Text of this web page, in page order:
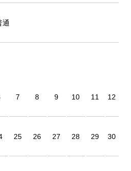
通
7 8 9 10 11 12
25 26 27 28 29 30